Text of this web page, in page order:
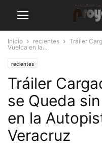
Inicio recientes
Tráiler
Vuelca en la...
recientes
Tráiler
se Queda
en la
Veracruz